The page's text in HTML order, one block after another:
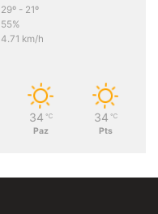
29º - 21º
55%
4.71 km/h
34 ℃
Paz
34 ℃
Pts